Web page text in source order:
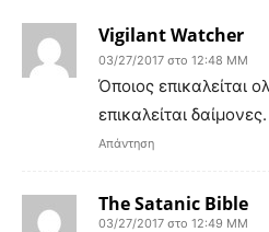
Vigilant Watcher
03/27/2017 στο 12:48 ΜΜ
Όποιος επικαλείται
επικαλείται δαίμονες.
Απάντηση
The Satanic Bible
03/27/2017 στο 12:49 ΜΜ